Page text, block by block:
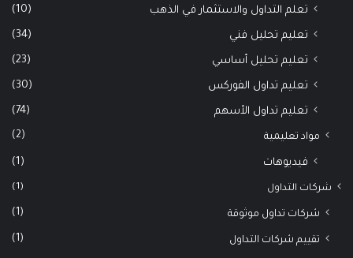
تعلم التداول والاستثمار في الذهب (10)
تعليم تحليل فني (34)
تعليم تحليل أساسي (23)
تعليم تداول الفوركس (30)
تعليم تداول الأسهم (74)
مواد تعليمية (2)
فيديوهات (1)
شركات التداول (1)
شركات تداول موثوقة (1)
تقييم شركات التداول (1)